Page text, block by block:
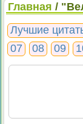
Главная /
стр. 14
Лучшие
07
08 09